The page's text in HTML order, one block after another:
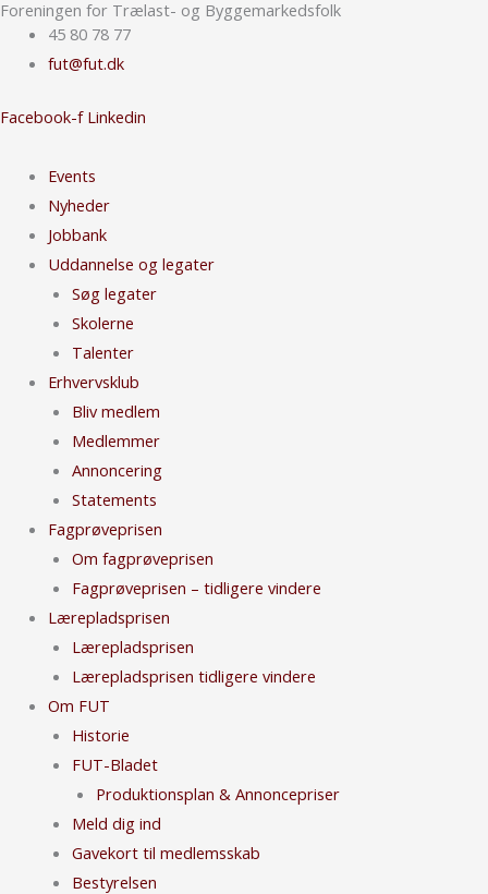
Gå
indholdet
Foreningen for Trælast- og Byggemarkedsfolk
45 80 78 77
fut@fut.dk
Facebook-f Linkedin
Events
Nyheder
Jobbank
Uddannelse og legater
Søg legater
Skolerne
Talenter
Erhvervsklub
Bliv medlem
Medlemmer
Annoncering
Statements
Fagprøveprisen
Om fagprøveprisen
Fagprøveprisen – tidligere vindere
Lærepladsprisen
Lærepladsprisen
Lærepladsprisen tidligere vindere
Om FUT
Historie
FUT-Bladet
Produktionsplan & Annoncepriser
Meld dig ind
Gavekort til medlemsskab
Bestyrelsen